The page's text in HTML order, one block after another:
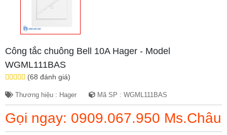
Công tắc chuông Bell 10A Hager - Model
WGML111BAS
(68 đánh giá)
Thương hiệu : Hager Mã SP : WGML111BAS
Gọi ngay: 0909.067.950 Ms.Châu